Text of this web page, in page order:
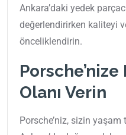
Ankara’daki yedek
değerlendirirken kaliteyi
önceliklendirin.
Olanı Verin
Porsche’niz, sizin yaşam